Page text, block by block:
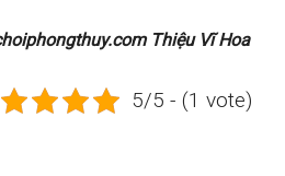
Thiệu Vĩ Hoa
5/5 - (1 vote)